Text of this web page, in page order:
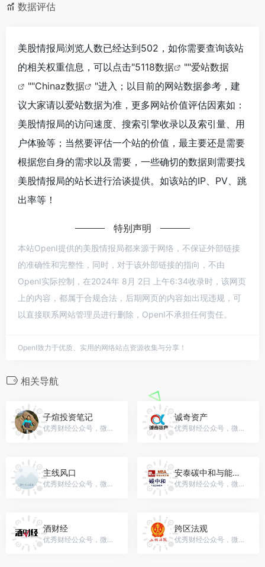
数据评估
美股情报局浏览人数已经达到502，如你需要查询该站
的相关权重信息，可以点击"5118数据 ""爱站数据
""Chinaz数据
"进入；以目前的网站数据参考，建
议大家请以爱站数据为准，更多网站价值评估因素如：
美股情报局的访问速度、搜索引擎收录以及索引量、用
户体验等；当然要评估一个站的价值，最主要还是需要
根据您自身的需求以及需要，一些确切的数据则需要找
美股情报局的站长进行洽谈提供。如该站的IP、PV、跳
出率等！
特别声明
本站OpenI提供的美股情报局都来源于网络，不保证外部链接
的准确性和完整性，同时，对于该外部链接的指向，不由
OpenI实际控制，在2024年 8月 2日 上午6:34收录时，该网页
上的内容，都属于合规合法，后期网页的内容如出现违规，可
以直接联系网站管理员进行删除，OpenI不承担任何责任。
OpenI致力于优质、实用的网络站点资源收集与分享！
相关导航
子煊投资笔记
优秀财经公众号，微信号：zixuantouzi168
诚奇资产
优秀财经公众号，微信号：gh_dd17f7b68652
主线风口
优秀财经公众号，微信号：zhuxianfengkou
安泰碳中和与能源物联网
优秀财经公众号，微信号：gh_25da2307a8f3
酒财经
优秀财经公众号，微信号：gh_0d05785029e3
跨区法观
优秀财经公众号，微信号：gh_7f588f84b7ae